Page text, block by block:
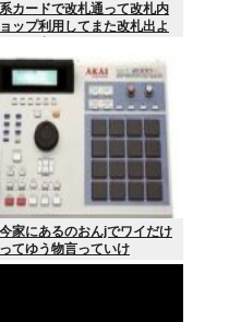
カードで改札通って改札内
ップ利用してまた改札出よ
家にあるのおんjでワイだけ
てゆう物言っていけ